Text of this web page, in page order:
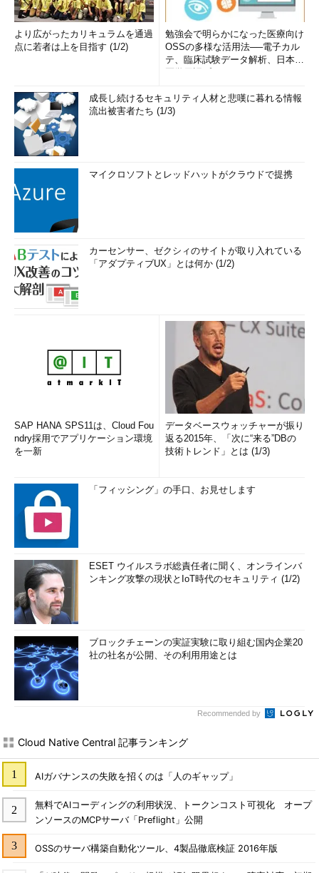
より広がったカリキュラムを通過
点に若者は上を目指す (1/2)
勉強会で明らかになった医療向け
OSSの多様な活用法──電子カル
テ、臨床試験データ解析、日本語
成長し続けるセキュリティ人材と悲嘆に暮れる情報
流出被害者たち (1/3)
マイクロソフトとレッドハットがクラウドで提携
カーセンサー、ゼクシィのサイトが取り入れている
「アダプティブUX」とは何か (1/2)
SAP HANA SPS11は、Cloud Fou
ndry採用でアプリケーション環境
を一新
データベースウォッチャーが振り
返る2015年、「次に“来る”DBの
技術トレンド」とは (1/3)
「フィッシング」の手口、お見せします
ESET ウイルスラボ総責任者に聞く、オンラインバ
ンキング攻撃の現状とIoT時代のセキュリティ (1/2)
ブロックチェーンの実証実験に取り組む国内企業20
社の社名が公開、その利用用途とは
Recommended by
Cloud Native Central 記事ランキング
AIガバナンスの失敗を招くのは「人のギャップ」
無料でAIコーディングの利用状況、トークンコスト可視化 オープ
ンソースのMCPサーバ「Preflight」公開
OSSのサーバ構築自動化ツール、4製品徹底検証 2016年版